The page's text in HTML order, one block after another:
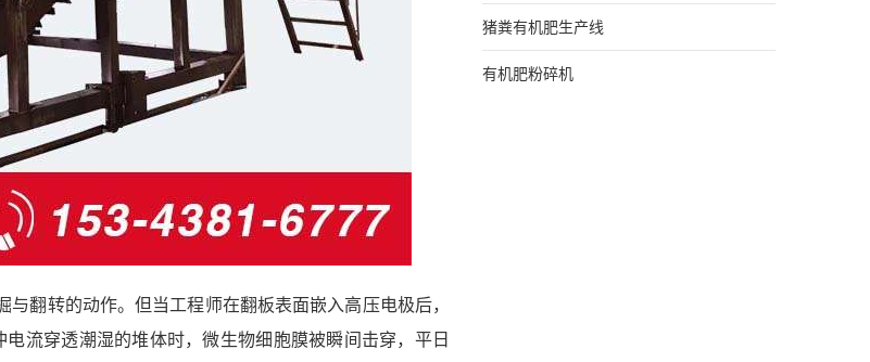
翻转的动作。但当工程师在翻板表面嵌入高压电极后，
流穿透潮湿的堆体时，微生物细胞膜被瞬间击穿，平日
猪粪有机肥生产线
有机肥粉碎机